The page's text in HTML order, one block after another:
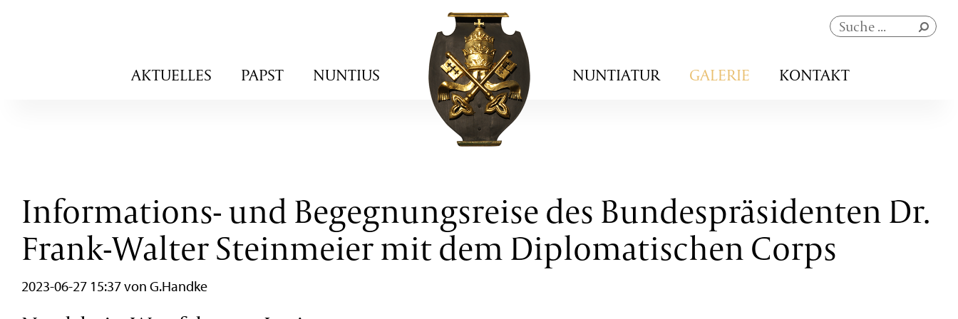
Navigation
überspringen
AKTUELLES PAPST NUNTIUS
Navigation
überspringen
NUNTIATUR GALERIE KONTAKT
Informations- und Begegnungsreise des Bundespräsidenten Dr.
Frank-Walter Steinmeier mit dem Diplomatischen Corps
2023-06-27 15:37von G.Handke